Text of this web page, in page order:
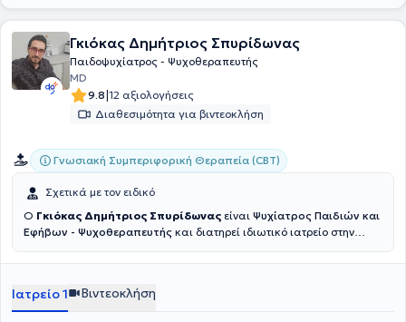
ακούει με προσοχή, εξηγεί με απλότητα και φροντίζει με συνέπεια
και ανθρωπιά.Γκιόκας Δημήτριος Σπυρίδωνας
Παιδοψυχίατρος - Ψυχοθεραπευτής
MD
9.8|12 αξιολογήσεις
Διαθεσιμότητα για βιντεοκλήση
Γνωσιακή Συμπεριφορική Θεραπεία (CBT)
Σχετικά με τον ειδικό
Ο Γκιόκας Δημήτριος Σπυρίδωνας είναι Ψυχίατρος Παιδιών και
Εφήβων - Ψυχοθεραπευτής και διατηρεί ιδιωτικό ιατρείο στην
του Αριστοτελείου Πανεπιστημίου Θεσσαλονίκης (ΑΠΘ),
Γνωστική Συμπεριφορική Ψυχοθεραπεία (CBT)
εμπειρία σε δημόσια νοσοκομεία όπως στο Γενικό Νοσοκομείο
Ιατρείο 1 Βιντεοκλήση